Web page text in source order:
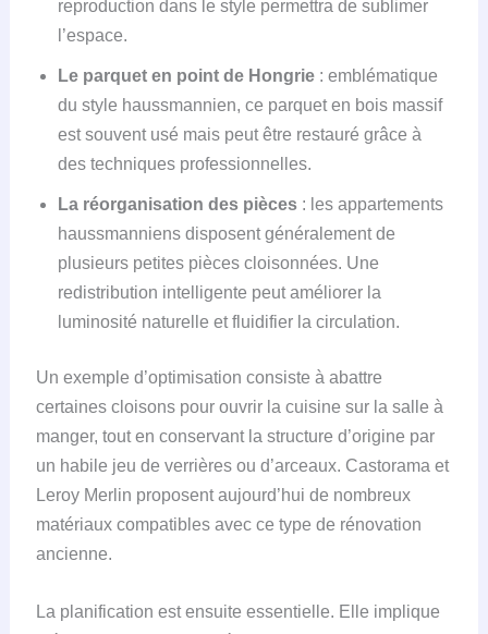
reproduction dans le style permettra de sublimer
l’espace.
Le parquet en point de Hongrie: emblématique
du style haussmannien, ce parquet en bois massif
est souvent usé mais peut être restauré grâce à
des techniques professionnelles.
La réorganisation des pièces: les appartements
haussmanniens disposent généralement de
plusieurs petites pièces cloisonnées. Une
redistribution intelligente peut améliorer la
luminosité naturelle et fluidifier la circulation.
Un exemple d’optimisation consiste à abattre
certaines cloisons pour ouvrir la cuisine sur la salle à
manger, tout en conservant la structure d’origine par
un habile jeu de verrières ou d’arceaux. Castorama et
Leroy Merlin proposent aujourd’hui de nombreux
matériaux compatibles avec ce type de rénovation
ancienne.
La planification est ensuite essentielle. Elle implique